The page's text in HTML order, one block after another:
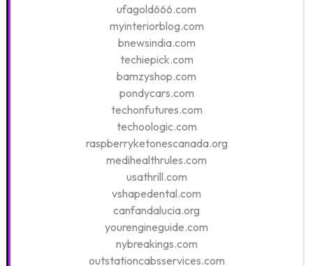
ufagold666.com
myinteriorblog.com
bnewsindia.com
techiepick.com
bamzyshop.com
pondycars.com
techonfutures.com
techoologic.com
raspberryketonescanada.org
medihealthrules.com
usathrill.com
vshapedental.com
canfandalucia.org
yourengineguide.com
nybreakings.com
outstationcabsservices.com